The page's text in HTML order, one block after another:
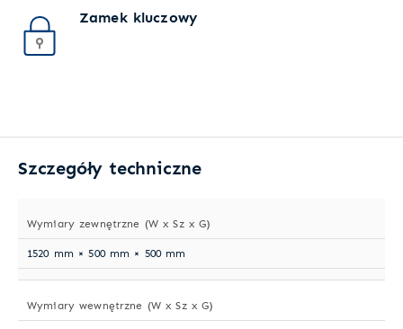
Zamek kluczowy
Szczegóły techniczne
Wymiary zewnętrzne (W x Sz x G)
1520 mm × 500 mm × 500 mm
Wymiary wewnętrzne (W x Sz x G)